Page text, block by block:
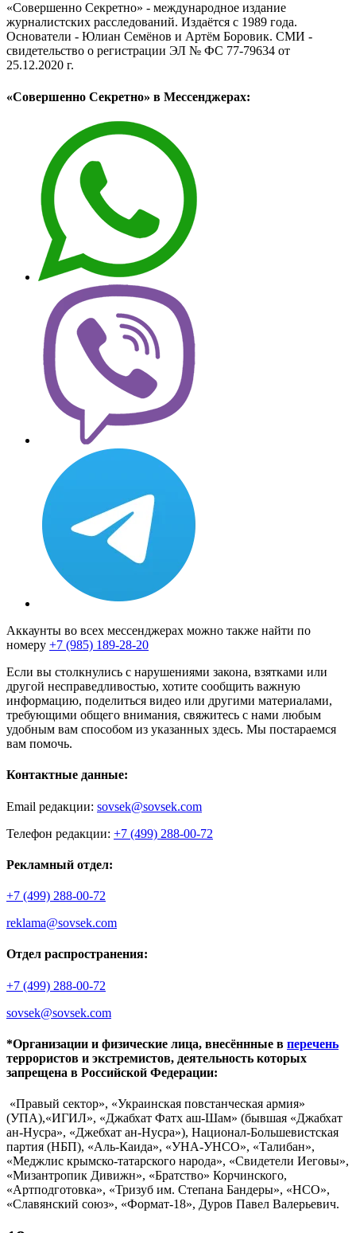
«Совершенно Секретно» - международное издание
журналистских расследований. Издаётся с 1989 года.
Основатели - Юлиан Семёнов и Артём Боровик. CМИ -
свидетельство о регистрации ЭЛ № ФС 77-79634 от
25.12.2020 г.
«Совершенно Секретно» в Мессенджерах:
Аккаунты во всех мессенджерах можно также найти по
номеру +7 (985) 189-28-20
Если вы столкнулись с нарушениями закона, взятками или
другой несправедливостью, хотите сообщить важную
информацию, поделиться видео или другими материалами,
требующими общего внимания, свяжитесь с нами любым
удобным вам способом из указанных здесь. Мы постараемся
вам помочь.
Контактные данные:
Email редакции: sovsek@sovsek.com
Телефон редакции: +7 (499) 288-00-72
Рекламный отдел:
+7 (499) 288-00-72
reklama@sovsek.com
Отдел распространения:
+7 (499) 288-00-72
sovsek@sovsek.com
*Организации и физические лица, внесённные в перечень
террористов и экстремистов, деятельность которых
запрещена в Российской Федерации:
«Правый сектор», «Украинская повстанческая армия»
(УПА),«ИГИЛ», «Джабхат Фатх аш-Шам» (бывшая «Джабхат
ан-Нусра», «Джебхат ан-Нусра»), Национал-Большевистская
партия (НБП), «Аль-Каида», «УНА-УНСО», «Талибан»,
«Меджлис крымско-татарского народа», «Свидетели Иеговы»,
«Мизантропик Дивижн», «Братство» Корчинского,
«Артподготовка», «Тризуб им. Степана Бандеры», «НСО»,
«Славянский союз», «Формат-18», Дуров Павел Валерьевич.